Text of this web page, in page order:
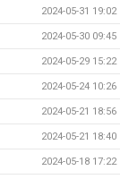
2024-05-31 19:02
2024-05-30 09:45
2024-05-29 15:22
2024-05-24 10:26
2024-05-21 18:56
2024-05-21 18:40
2024-05-18 17:22